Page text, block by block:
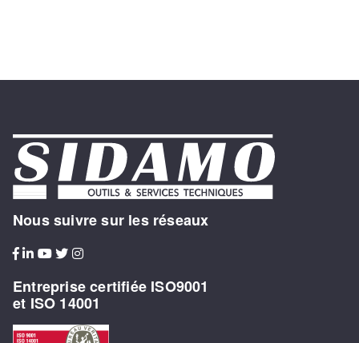
Nous suivre sur les réseaux
Entreprise certifiée ISO9001
et ISO 14001